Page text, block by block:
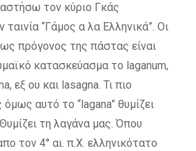
τον κύριο Γκάς
“Γάμος α λα Ελληνικά”. Οι
πρόγονος της πάστας είναι
κατασκεύασμα το laganum,
εξ ου και lasagna. Τι πιο
αυτό το “lagana” θυμίζει
τη λαγάνα μας. Όπου
τον 4° αι. π.Χ. ελληνικότατο